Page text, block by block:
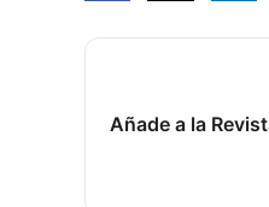
Añade a la